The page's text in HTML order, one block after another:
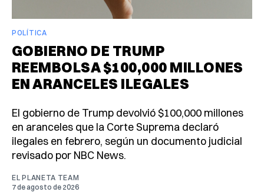
POLÍTICA
GOBIERNO DE TRUMP
REEMBOLSA $100,000 MILLONES
EN ARANCELES ILEGALES
El gobierno de Trump devolvió $100,000 millones
en aranceles que la Corte Suprema declaró
ilegales en febrero, según un documento judicial
revisado por NBC News.
EL PLANETA TEAM
7 de agosto de 2026